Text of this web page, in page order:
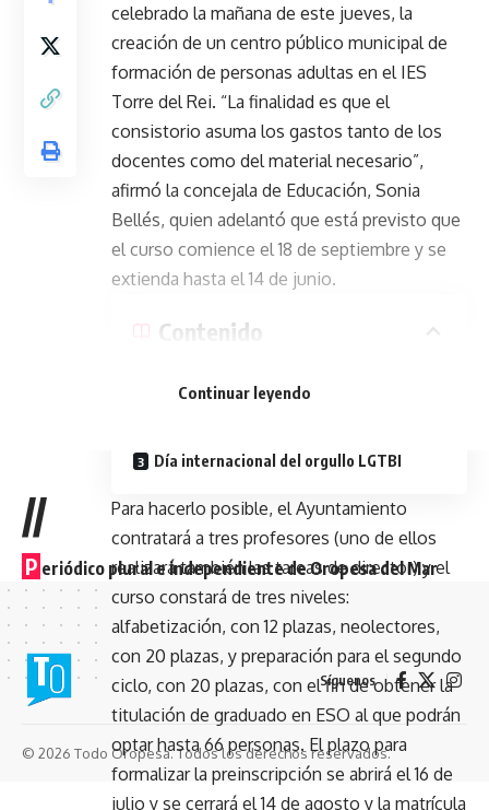
celebrado la mañana de este jueves, la
creación de un centro público municipal de
formación de personas adultas en el IES
Torre del Rei. “La finalidad es que el
consistorio asuma los gastos tanto de los
docentes como del material necesario”,
afirmó la concejala de Educación, Sonia
Bellés, quien adelantó que está previsto que
el curso comience el 18 de septiembre y se
extienda hasta el 14 de junio.
Contenido
Más actividades juveniles
Día internacional del orgullo LGTBI
Para hacerlo posible, el Ayuntamiento
contratará a tres profesores (uno de ellos
realizará también las tareas de director) y el
curso constará de tres niveles:
alfabetización, con 12 plazas, neolectores,
con 20 plazas, y preparación para el segundo
ciclo, con 20 plazas, con el fin de obtener la
titulación de graduado en ESO al que podrán
optar hasta 66 personas. El plazo para
formalizar la preinscripción se abrirá el 16 de
julio y se cerrará el 14 de agosto y la matrícula
Continuar leyendo
//
P eriódico plural e independiente de Oropesa del Mar
Síguenos
© 2026 Todo Oropesa. Todos los derechos reservados.